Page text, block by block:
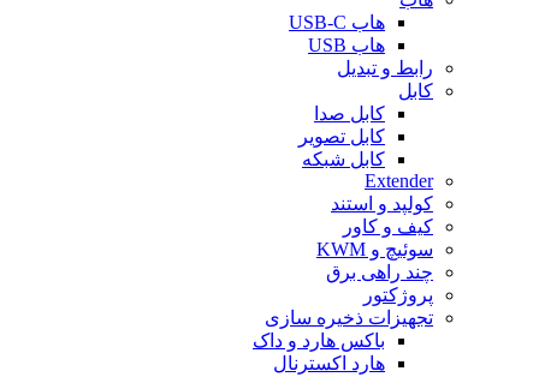
هاب USB-C
هاب USB
رابط و تبدیل
کابل
کابل صدا
کابل تصویر
کابل شبکه
Extender
کولپد و استند
کیف و کاور
سوئیچ و KWM
چند راهی برق
پروژکتور
تجهیزات ذخیره سازی
باکس هارد و داک
هارد اکسترنال